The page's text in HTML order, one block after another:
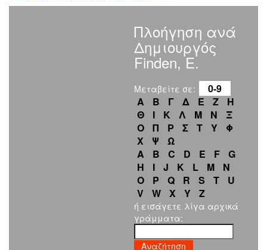
Πλοήγηση ανά
Δημιουργός
Finden, E.
Μεταβείτε σε:
0-9
Α
Β Γ Δ Ε Ζ
Η
Θ
Ι Κ Λ Μ Ν
Ξ
Ο
Π Ρ Σ Τ Υ
Φ
Χ
Ψ
Ω
A
B C D E F
G
H
I J K L M
N
O
P Q R S T
U
V
W X Y Z
ή εισάγετε λίγα αρχικά
γράμματα: